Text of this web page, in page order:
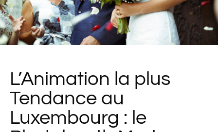
L’Animation la plus
Tendance au
Luxembourg : le